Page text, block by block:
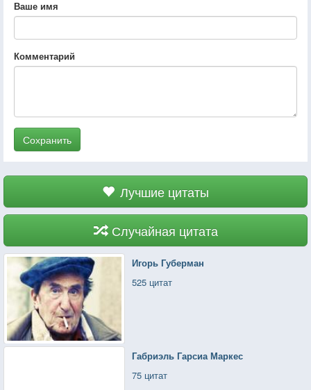
Ваше имя
Комментарий
Сохранить
Лучшие цитаты
Случайная цитата
Игорь Губерман
525 цитат
Габриэль Гарсиа Маркес
75 цитат